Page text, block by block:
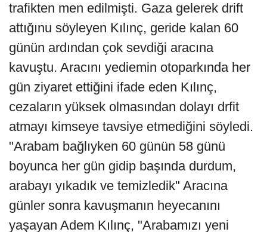
trafikten men edilmişti. Gaza gelerek drift
attığınu söyleyen Kılınç, geride kalan 60
günün ardından çok sevdiği aracına
kavuştu. Aracını yediemin otoparkında her
gün ziyaret ettiğini ifade eden Kılınç,
cezaların yüksek olmasından dolayı drfit
atmayı kimseye tavsiye etmediğini söyledi.
"Arabam bağlıyken 60 günün 58 günü
boyunca her gün gidip başında durdum,
arabayı yıkadık ve temizledik" Aracına
günler sonra kavuşmanın heyecanını
yaşayan Adem Kılınç, "Arabamızı yeni